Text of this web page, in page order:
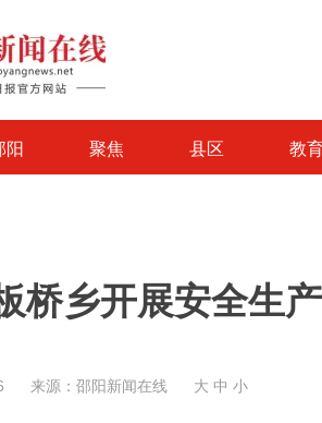
阳 聚焦 县区 教
桥乡开展安全生
来源：邵阳新闻在线 大 中 小